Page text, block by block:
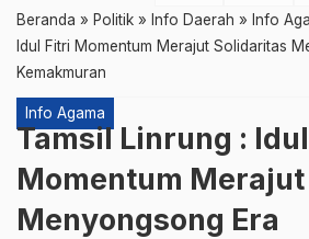
Beranda » Politik » Info Daerah » Info
Idul Fitri Momentum Merajut Solidaritas
Kemakmuran
Info Agama
Tamsil Linrung :
Momentum
Menyongsong Era